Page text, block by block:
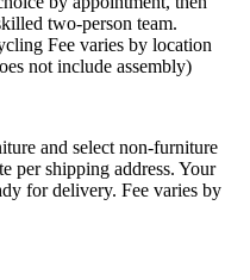
two-person team.
Fee varies by location
not include assembly)
and select non-furniture
per shipping address. Your
for delivery. Fee varies by